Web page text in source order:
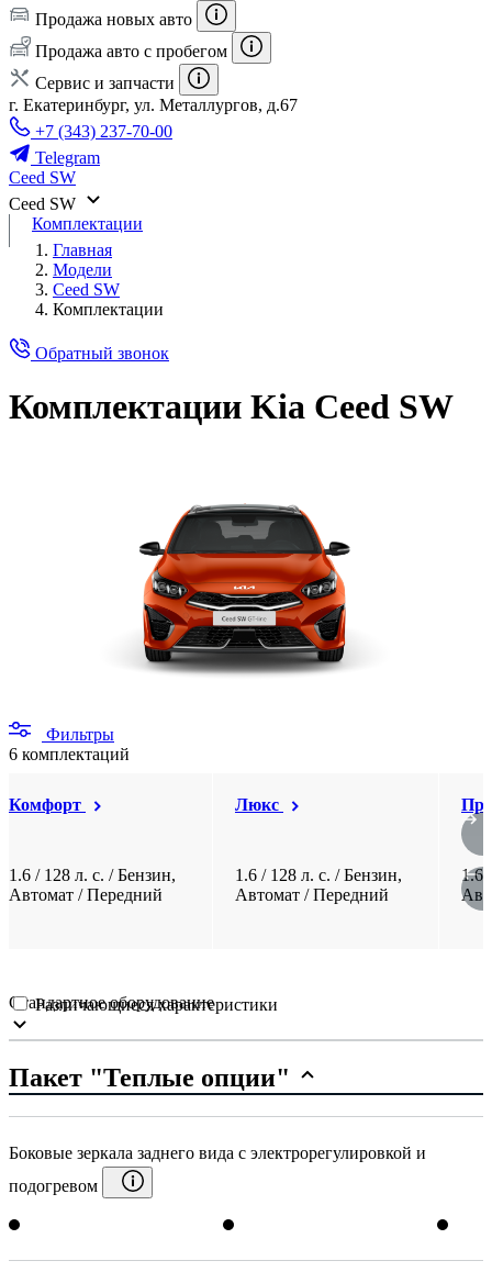
Продажа новых авто
Продажа авто с пробегом
Сервис и запчасти
г. Екатеринбург, ул. Металлургов, д.67
+7 (343) 237-70-00
Telegram
Ceed SW
Ceed SW
Комплектации
Главная
Модели
Ceed SW
Комплектации
Обратный звонок
Комплектации Kia Ceed SW
Фильтры
6 комплектаций
Различающиеся характеристики
Комфорт
1.6 / 128 л. c. / Бензин,
Автомат / Передний
Люкс
1.6 / 128 л. c. / Бензин,
Автомат / Передний
1.6
Стандартное оборудование
Пакет "Теплые опции"
Боковые зеркала заднего вида с электрорегулировкой и
подогревом